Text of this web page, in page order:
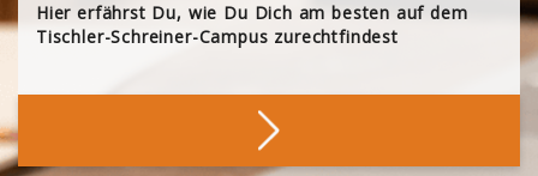
Hier erfährst Du, wie Du Dich am besten auf dem
Tischler-Schreiner-Campus zurechtfindest